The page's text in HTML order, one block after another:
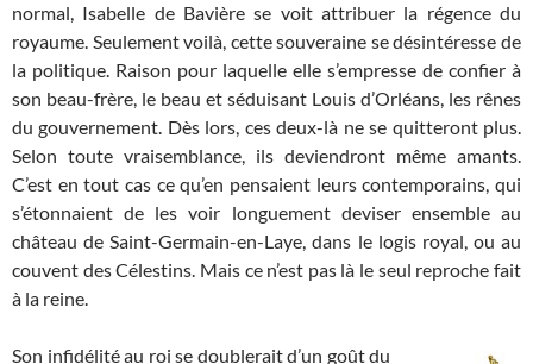
normal, Isabelle de Bavière se voit attribuer la régence du
royaume. Seulement voilà, cette souveraine se désintéresse de
la politique. Raison pour laquelle elle s’empresse de confier à
son beau-frère, le beau et séduisant Louis d’Orléans, les rênes
du gouvernement. Dès lors, ces deux-là ne se quitteront plus.
Selon toute vraisemblance, ils deviendront même amants.
C’est en tout cas ce qu’en pensaient leurs contemporains, qui
s’étonnaient de les voir longuement deviser ensemble au
château de Saint-Germain-en-Laye, dans le logis royal, ou au
couvent des Célestins. Mais ce n’est pas là le seul reproche fait
à la reine.
Son infidélité au roi se doublerait d’un goût du